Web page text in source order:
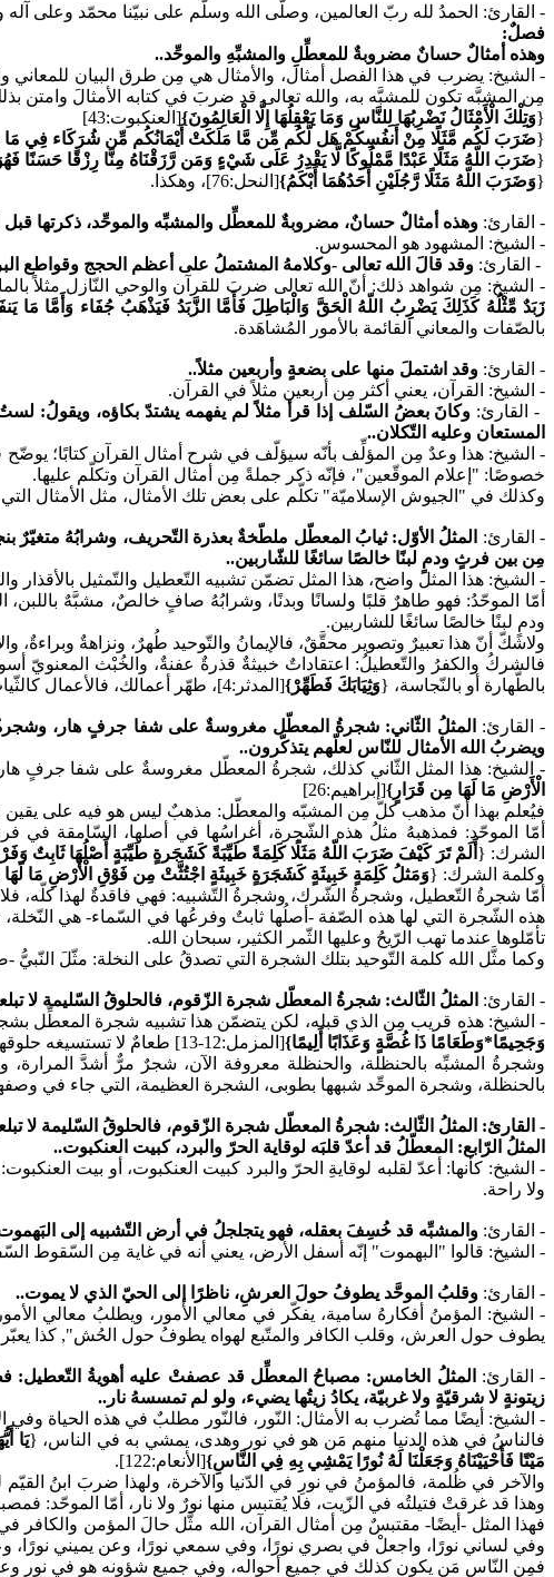
- القارئ: الحمدُ لله ربّ العالمين، وصلّى الله وسلّم على نبيّنا محمّد وعلى
فصلٌ:
وهذه أمثالٌ حسانٌ مضروبةٌ للمعطِّلِ والمشبِّهِ والموحِّد..
- الشيخ: يضرب في هذا الفصل أمثال، والأمثال هي مِن طرق البيان للمعاني
مِن المشبَّه تكون للمشبَّه به، والله تعالى قد ضربَ في كتابه الأمثالَ وامتن
{وَتِلْكَ الْأَمْثَالُ نَضْرِبُهَا لِلنَّاسِ وَمَا يَعْقِلُهَا إِلَّا الْعَالِمُونَ}[العنكبوت:43]
{ضَرَبَ لَكُم مَّثَلًا مِنْ أَنفُسِكُمْ هَل لَّكُم مِّن مَّا مَلَكَتْ أَيْمَانُكُم مِّن شُرَكَاء فِي مَا
{ضَرَبَ اللّهُ مَثَلًا عَبْدًا مَّمْلُوكًا لَّا يَقْدِرُ عَلَى شَيْءٍ وَمَن رَّزَقْنَاهُ مِنَّا رِزْقًا حَسَنًا
{وَضَرَبَ اللّهُ مَثَلًا رَّجُلَيْنِ أَحَدُهُمَا أَبْكَمُ}[النحل:76]، وهكذا.
- القارئ: وهذه أمثالٌ حسانٌ، مضروبةٌ للمعطِّل والمشبِّه والموحِّد، ذكرتها
- الشيخ: المشهود هو المحسوس.
- القارئ: وقد قالَ الله تعالى -وكلامهُ المشتملُ على أعظم الحجج وقواطع
- الشيخ: مِن شواهد ذلك: أنّ الله تعالى ضربَ للقرآن والوحي النّازل مثلاً
زَبَدٌ مِّثْلُهُ كَذَلِكَ يَضْرِبُ اللّهُ الْحَقَّ وَالْبَاطِلَ فَأَمَّا الزَّبَدُ فَيَذْهَبُ جُفَاء وَأَمَّا
بالصّفات والمعاني القائمة بالأمور المُشاهَدة.
- القارئ: وقد اشتملَ منها على بضعةٍ وأربعين مثلاً..
- الشيخ: القرآن، يعني أكثر مِن أربعين مثلاً في القرآن.
- القارئ: وكانَ بعضُ السّلف إذا قرأ مثلاً لم يفهمه يشتدّ بكاؤه، ويقولُ: لستُ
المستعان وعليه التّكلان..
- الشيخ: هذا وعدٌ مِن المؤلِّف بأنّه سيؤلّف في شرح أمثال القرآن كتابًا؛ يوضّح
خصوصًا: "إعلام الموقّعين"، فإنّه ذكر جملةً مِن أمثال القرآن وتكلّم عليها.
وكذلك في "الجيوش الإسلاميّة" تكلّم على بعض تلك الأمثال، مثل الأمثال
- القارئ:
المثلُ الأوّل: ثيابُ المعطّل ملطّخةٌ بعذرة التّحريف، وشرابُهُ متغيّرٌ
مِن بين فرثٍ ودمٍ لبنًا خالصًا سائغًا للشّاربين..
- الشيخ: هذا المثل واضح، هذا المثل تضمّن تشبيه التّعطيل والتّمثيل
أمّا الموحّدُ: فهو طاهرٌ قلبًا ولسانًا وبدنًا، وشرابُهُ صافٍ خالصٌ، مشبَّهٌ
ودمٍ لبنًا خالصًا سائغًا للشاربين.
ولاشكّ أنّ هذا تعبيرٌ وتصوير محقَّقٌ، فالإيمانُ والتّوحيد طُهرٌ، ونزاهةٌ وبراءةٌ،
فالشركُ والكفرُ والتّعطيلُ: اعتقاداتٌ خبيثةٌ قذرةٌ عفنةٌ، والخُبْث المعنويّ
بالطّهارة أو بالنّجاسة، {وَثِيَابَكَ فَطَهِّرْ}[المدثر:4]، طهّر أعمالك، فالأعمال كالثّياب، منها الطّاهر النّقي النّظيف، ومنها ما هو مُلطّخ بالقذر.
- القارئ:
المثلُ الثّاني: شجرةُ المعطّل مغروسةٌ على شفا جرفٍ هار، وشجرةُ
ويضربُ الله الأمثال للنّاس لعلّهم يتذكّرون..
- الشيخ: هذا المثل الثّاني كذلك، شجرةُ المعطّل مغروسةٌ على شفا جرفٍ
الْأَرْضِ مَا لَهَا مِن قَرَارٍ}[إبراهيم:26]
فيُعلم بهذا أنّ مذهب كلّ مِن المشبّه والمعطّل: مذهبٌ ليس هو فيه على يقين
أمّا الموحّد: فمذهبهُ مثلُ هذه الشّجرة، أغراسُها في أصلها، السّامقة في
الشرك: { أَلَمْ تَرَ كَيْفَ ضَرَبَ اللّهُ مَثَلًا كَلِمَةً طَيِّبَةً كَشَجَرةٍ طَيِّبَةٍ أَصْلُهَا ثَابِتٌ
وكلمة الشرك: {وَمَثلُ كَلِمَةٍ خَبِيثَةٍ كَشَجَرَةٍ خَبِيثَةٍ اجْتُثَّتْ مِن فَوْقِ الْأَرْضِ مَا
أمّا شجرةُ التّعطيل، وشجرةُ الشّرك، وشجرةُ التّشبيه: فهي فاقدةٌ لهذا كلّه، فلا
هذه الشّجرة التي لها هذه الصّفة -أصلُها ثابتٌ وفرعُها في السّماء- هي
تأمّلوها عندما تهب الرّيحُ وعليها الثّمر الكثير، سبحان الله.
وكما مثَّل الله كلمة التّوحيد بتلك الشجرة التي تصدقُ على النخلة: مثّلَ النّبيُّ
- القارئ: المثلُ الثّالث: شجرةُ المعطّل شجرة الزّقوم، فالحلوقُ السّليمة لا
- الشيخ: هذه قريب مِن الذي قبله، لكن يتضمّن هذا تشبيه شجرة المعطِّل
وَجَحِيمًا*وَطَعَامًا ذَا غُصَّةٍ وَعَذَابًا أَلِيمًا}[المزمل:12-13] طعامٌ لا تستسيغه حلوقهم؛ مِن خبثه وعظيم شرّه وألمه.
وشجرةُ المشبِّه بالحنظلة، والحنظلة معروفة الآن، شجرٌ مرٌّ أشدَّ
بالحنظلة، وشجرة الموحِّد شبهها بطوبى، الشجرة العظيمة، التي جاء في
- القارئ: المثلُ الثّالث: شجرةُ المعطّل شجرة الزّقوم، فالحلوقُ السّليمة لا
المثلُ الرّابع: المعطّلُ قد أعدّ قلبَه لوقاية الحرّ والبرد، كبيت العنكبوت..
- الشيخ: كأنها: أعدّ لقلبه لوقايةِ الحرّ والبرد كبيت العنكبوت، أو بيت
ولا راحة.
- القارئ: والمشبِّه قد خُسِفَ بعقله، فهو يتجلجلُ في أرض التّشبيه إلى
- الشيخ: قالوا "البهموت" إنّه أسفل الأرض، يعني أنه في غاية مِن السّقوط
- القارئ: وقلبُ الموحَّد يطوفُ حولَ العرشِ، ناظرًا إلى الحيّ الذي لا يموت..
- الشيخ: المؤمنُ أفكارهُ سامية، يفكّر في معالي الأمور، ويطلبُ معالي
يطوف حول العرش، وقلب الكافر والمتّبع لهواه يطوفُ حول الحُش", كذا
- القارئ:
المثلُ الخامس: مصباحُ المعطِّل قد عصفتْ عليه أهويةُ التّعطيل:
زيتونةٍ لا شرقيّةٍ ولا غربيّة، يكادُ زيتُها يضيء، ولو لم تمسسهُ نار..
- الشيخ: أيضًا مما تُضرب به الأمثال: النّور، فالنّور مطلبٌ في هذه الحياة وفي
فالناسُ في هذه الدنيا منهم مَن هو في نور وهدى، يمشي به في الناس، {يَا
مَيْتًا فَأَحْيَيْنَاهُ وَجَعَلْنَا لَهُ نُورًا يَمْشِي بِهِ فِي النَّاسِ}[الأنعام:122].
والآخر في ظُلمة، فالمؤمنُ في نورِ في الدّنيا والآخرة، ولهذا ضربَ ابنُ
وهذا قد غرقتْ فتيلتُه في الزّيت، فلا يُقتبس منها نورٌ ولا نار، أمّا الموحّد:
فهذا المثل -أيضًا- مقتبسٌ مِن أمثال القرآن، الله مثَّل حالَ المؤمن والكافر
وفي لساني نورًا، واجعلْ في بصري نورًا، وفي سمعي نورًا، وعن يميني نورًا،
فمِن النّاس مَن يكون كذلك في جميع أحواله، وفي جميع شؤونه هو في نورٍ